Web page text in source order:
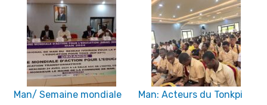
Man/ Semaine mondiale Man: Acteurs du Tonkpi